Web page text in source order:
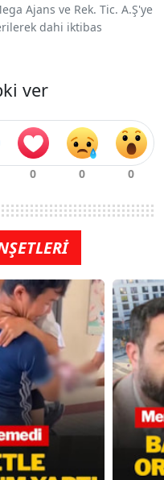
Ajans ve Rek. Tic. A.Ş'ye
dahi iktibas
ver